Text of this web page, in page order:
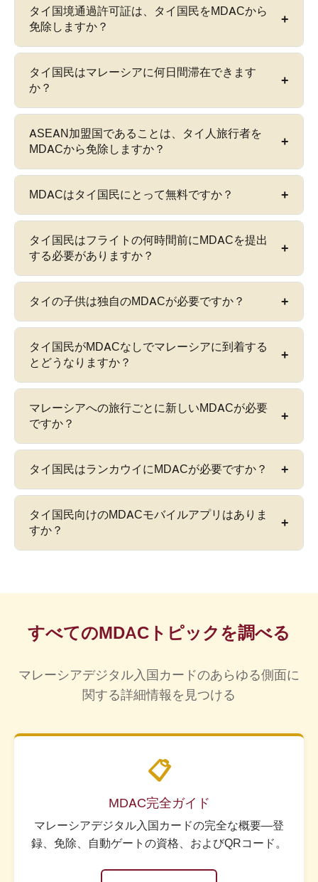
はい—タイ国民は、マレーシアへのすべての空路
での入国の前にMDACを完了する必要がありま
す。ASEAN加盟国であることと30日間のビザなし
入国申告から免除しません。唯一の部分的な免除
は、指定された陸路国境検問所での
許可証（TBP）保持者です。imigresen-
online.imi.gov.my/mdac/mainで提出してください
—完全に無料（RM 0）。
タイ国境通過許可証は、タイ国民をMDACから
免除しますか？
部分的に。タイ国境通過許可証（TBP）保持者
は、
免除されます—パダンベサール、ブキットカユヒ
びペンカランクボル。ただし、TBPは空港では受
け入れられません —空路で入国するタイ国民は、
TBPを保持しているかどうかに関係なく、MDAC
を完了する必要があります。TBP旅行は、指定さ
れた国境地帯にも制限されており、マレーシア全
タイ国民はマレーシアに何日間滞在できます
か？
タイ国民は、ASEAN二国間ビザ免除協定に基づ
き、マレーシアへの1回の入国につき
30日間の社会
訪問パスを受ける権利があります。旅行前にビザ
前入国申告です—MDACを提出しても、30日間の
許可は影響を受けたり延長されたりすることはあ
りません。
ASEAN加盟国であることは、タイ人旅行者を
MDACから免除しますか？
いいえ。ASEAN加盟国であることは、タイ国民に
MDACは、2024年1月1日にマレーシア入国管理局
によって導入された、別途必須の事前入国申告シ
ステムです。タイ国民にとってMDAC関連の唯一
の利点は、5つの指定された陸路検問所でのタイ国
MDACはタイ国民にとって無料ですか？
はい。MDACは、公式ポータルimigresen-
online.imi.gov.my/mdac/main
ですべての国籍（タ
イ国民を含む）に対して完全に無料—RM 0です。
可されておらず、マレーシア入国管理局とは提携
していません。MDAC支援のために料金を支払わ
ないでください。
タイ国民はフライトの何時間前にMDACを提出
する必要がありますか？
MDACは、マレーシアへの予定到着時刻の72時間
これより早く提出することはできません。混雑す
る旅行期間中に技術的な問題を回避するために、
出発の少なくとも数時間前に提出してください。
タイの子供は独自のMDACが必要ですか？
はい。空路でマレーシアに入国するすべての旅行
者（乳幼児や子供を含む）は、独自のタイのパス
ポートの詳細を使用して、個別のMDAC提出が必
一のMDACを提出することはできません。各パス
ポート保持者は、独自のパスポートで旅行する赤
ちゃんを含め、個別のフォームが必要です。
タイ国民がMDACなしでマレーシアに到着する
とどうなりますか？
有効なMDAC QRコードなしで空路で到着すると、
入国カウンターで
フォームを完了する際の遅延、または係官の裁量
MDACは2024年1月1日から必須となっています。
合併症を避けるために、出発の少なくとも数時間
前にMDACを常に提出してください。
マレーシアへの旅行ごとに新しいMDACが必要
ですか？
はい。MDACは1回の入国のみ有効です。マレーシ
提出する必要があります。これは、空路で入国す
るすべてのタイ国民に適用されます。指定された
陸路検問所を通過するタイ国境通過許可証保持者
されます。
タイ国民はランカウイにMDACが必要ですか？
はい—タイ国民は、空路または海路でランカウイ
に入国する際にMDACが必要です。ランカウイに
は多くの国籍向けの特別なビザなしゾーンがあり
を完了してください。詳細については、ランカウ
タイ国民向けのMDACモバイルアプリはありま
すか？
imigresen-online.imi.gov.my/mdac/mainの公式ポ
スマートフォンブラウザ（Safari、Chrome、
Firefox）でも動作します。オンラインでフォーム
ットすると、到着の準備が完了します。QRコード
の保存と表示のヒントについては、公式MDACウ
すべてのMDACトピックを調べる
マレーシアデジタル入国カードのあらゆる側面に
関する詳細情報を見つける
📋
MDAC完全ガイド
マレーシアデジタル入国カードの完全な概要—登
録、免除、自動ゲートの資格、およびQRコード。